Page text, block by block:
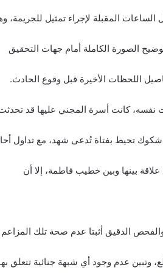
الساعات المقبلة لإجراء تمثيل للجريمة،
الصورة الكاملة أمام جهات التحقيق
اللحظات الأخيرة قبل وقوع الحادث.
نفسه، كانت أسرة المجني عليها قد
تحيط بفتاة تُدعى شهد، مع تداول
بينها وبين خطيب فاطمة، إلا أن
الدقيق أثبتا عدم صحة تلك المزاعم
وتبين عدم وجود أي شبهة جنائية تتعلق